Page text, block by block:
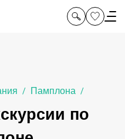
/ Памплона /
по